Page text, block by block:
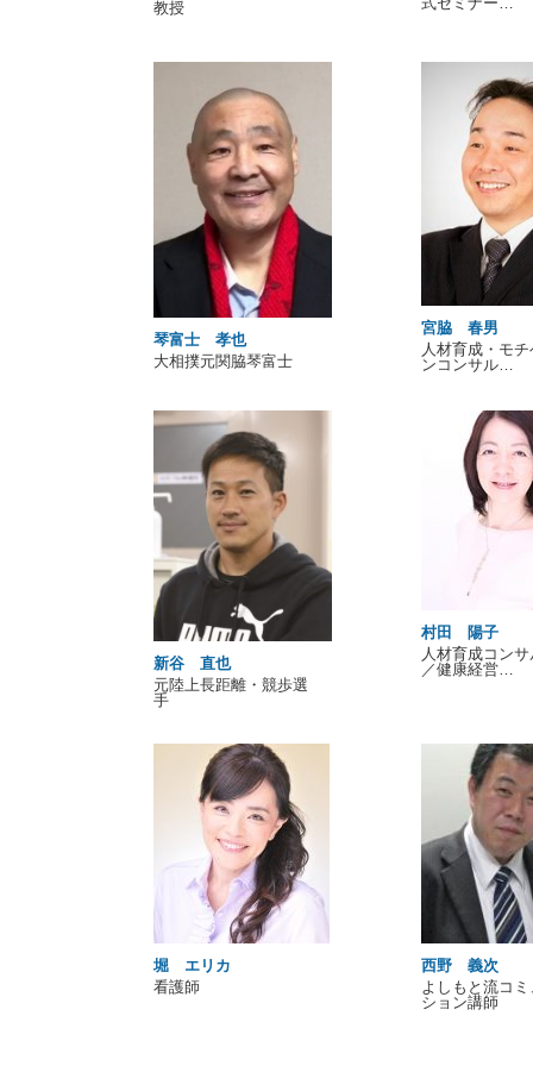
教授
琴富士 孝也
大相撲元関脇琴富士
宮脇 春男
人材育成・モ
ンコンサル…
新谷 直也
元陸上長距離・競歩選
手
村田 陽子
人材育成コン
／健康経営…
堀 エリカ
看護師
西野 義次
よしもと流コ
ション講師